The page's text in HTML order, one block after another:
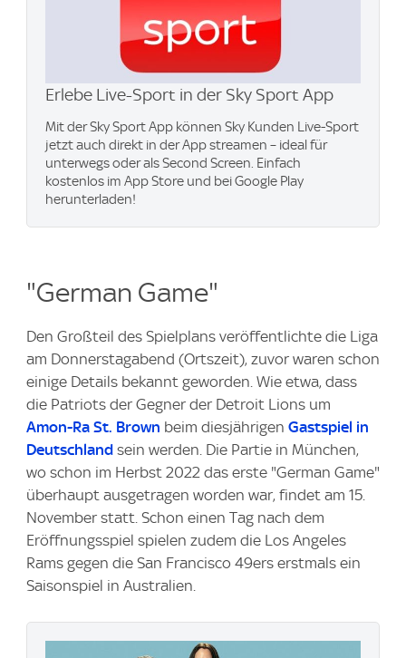
Erlebe Live-Sport in der Sky Sport App
Mit der Sky Sport App können Sky Kunden Live-Sport
jetzt auch direkt in der App streamen – ideal für
unterwegs oder als Second Screen. Einfach
kostenlos im App Store und bei Google Play
herunterladen!
"German Game"
Den Großteil des Spielplans veröffentlichte die Liga
am Donnerstagabend (Ortszeit), zuvor waren schon
einige Details bekannt geworden. Wie etwa, dass
die Patriots der Gegner der Detroit Lions um
Amon-Ra St. Brown beim diesjährigen Gastspiel in
Deutschland sein werden. Die Partie in München,
wo schon im Herbst 2022 das erste "German Game"
überhaupt ausgetragen worden war, findet am 15.
November statt. Schon einen Tag nach dem
Eröffnungsspiel spielen zudem die Los Angeles
Rams gegen die San Francisco 49ers erstmals ein
Saisonspiel in Australien.